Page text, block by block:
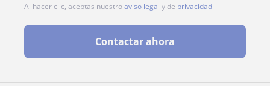
Al hacer clic, aceptas nuestroaviso legal y de privacidad
Contactar ahora